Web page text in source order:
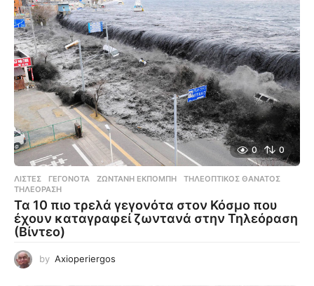
0 0
ΛΊΣΤΕΣ ΓΕΓΟΝΌΤΑ ,ΖΩΝΤΑΝΉ ΕΚΠΟΜΠΉ ,ΤΗΛΕΟΠΤΙΚΌΣ ΘΆΝΑΤΌΣ
ΤΗΛΕΌΡΑΣΗ
Τα 10 πιο τρελά γεγονότα στον Κόσμο που
έχουν καταγραφεί ζωντανά στην Τηλεόραση
(Βίντεο)
by Axioperiergos